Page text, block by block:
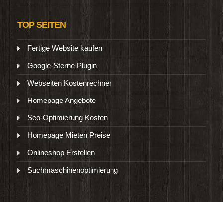
TOP SEITEN
Fertige Website kaufen
Google-Sterne Plugin
Webseiten Kostenrechner
Homepage Angebote
Seo-Optimierung Kosten
Homepage Mieten Preise
Onlineshop Erstellen
Suchmaschinenoptimierung